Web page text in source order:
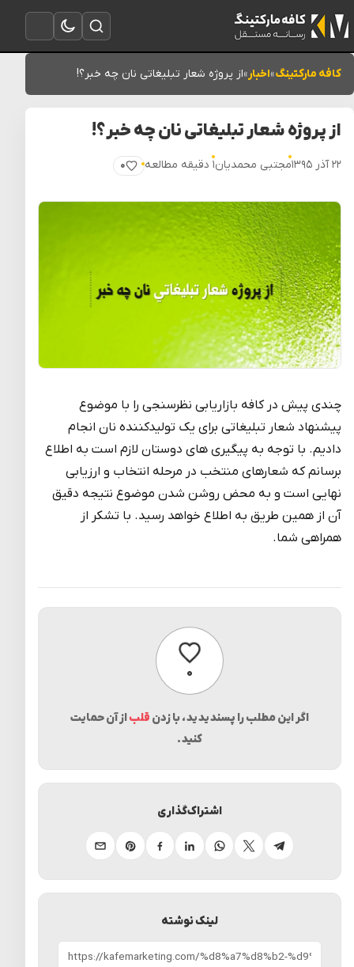
باز کردن منو
تغییر به حالت تاریک
باز کردن جستجو
کافه مارکتینگ»اخبار»از پروژه شعار تبلیغاتی نان چه خبر؟!
از پروژه شعار تبلیغاتی نان چه خبر؟!
۲۲ آذر ۱۳۹۵ مجتبی محمدیان۱ دقیقه مطالعه ۰
پسندیدن
چندی پیش در کافه بازاریابی نظرسنجی را با موضوع
پیشنهاد شعار تبلیغاتی برای یک تولیدکننده نان انجام
دادیم. با توجه به پیگیری های دوستان لازم است به اطلاع
برسانم که شعارهای منتخب در مرحله انتخاب و ارزیابی
نهایی است و به محض روشن شدن موضوع نتیجه دقیق
آن از همین طریق به اطلاع خواهد رسید. با تشکر از
همراهی شما.
۰پسندیدن
اگر این مطلب را پسندیدید، با زدن قلباز آن حمایت
کنید.
لینک نوشته
اشتراک‌گذاری
تلگرامایکسواتساپلینکدینفیسبوکپینترستایمیل